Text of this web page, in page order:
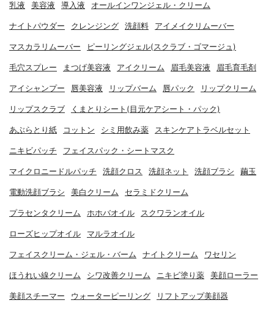
乳液 美容液 導入液 オールインワンジェル・クリーム
ナイトパウダー クレンジング 洗顔料 アイメイクリムーバー
マスカラリムーバー ピーリングジェル(スクラブ・ゴマージュ)
毛穴スプレー まつげ美容液 アイクリーム 眉毛美容液 眉毛育毛剤
アイシャンプー 唇美容液 リップバーム 唇パック リップクリーム
リップスクラブ くまとりシート(目元ケアシート・パック)
あぶらとり紙 コットン シミ用飲み薬 スキンケアトラベルセット
ニキビパッチ フェイスパック・シートマスク
マイクロニードルパッチ 洗顔クロス 洗顔ネット 洗顔ブラシ 繭玉
電動洗顔ブラシ 美白クリーム セラミドクリーム
プラセンタクリーム ホホバオイル スクワランオイル
ローズヒップオイル マルラオイル
フェイスクリーム・ジェル・バーム ナイトクリーム ワセリン
ほうれい線クリーム シワ改善クリーム ニキビ塗り薬 美顔ローラー
美顔スチーマー ウォーターピーリング リフトアップ美顔器